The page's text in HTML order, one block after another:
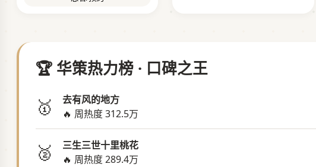
🏆 华策热力榜 · 口碑之王
🥇
去有风的地方
🔥 周热度 312.5万
🥈
三生三世十里桃花
🔥 周热度 289.4万